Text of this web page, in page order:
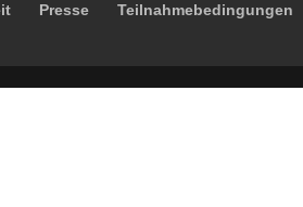
Presse Teilnahmebedingungen